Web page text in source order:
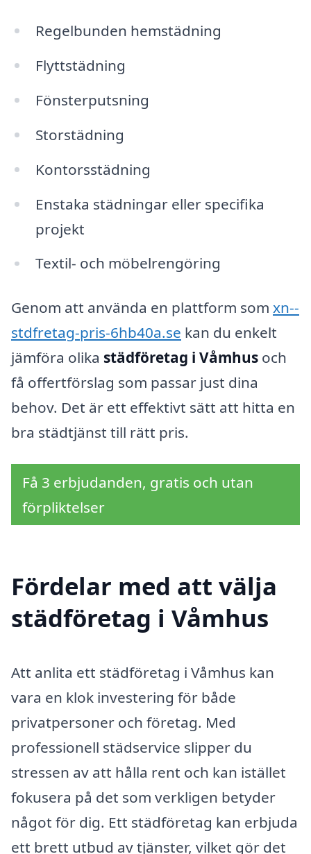
Regelbunden hemstädning
Flyttstädning
Fönsterputsning
Storstädning
Kontorsstädning
Enstaka städningar eller specifika
projekt
Textil- och möbelrengöring
Genom att använda en plattform som xn--
stdfretag-pris-6hb40a.se kan du enkelt
jämföra olika städföretag i Våmhus och
få offertförslag som passar just dina
behov. Det är ett effektivt sätt att hitta en
bra städtjänst till rätt pris.
Få 3 erbjudanden, gratis och utan
förpliktelser
Fördelar med att välja
städföretag i Våmhus
Att anlita ett städföretag i Våmhus kan
vara en klok investering för både
privatpersoner och företag. Med
professionell städservice slipper du
stressen av att hålla rent och kan istället
fokusera på det som verkligen betyder
något för dig. Ett städföretag kan erbjuda
ett brett utbud av tjänster, vilket gör det